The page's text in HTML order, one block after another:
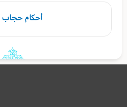
أحكام حجاب